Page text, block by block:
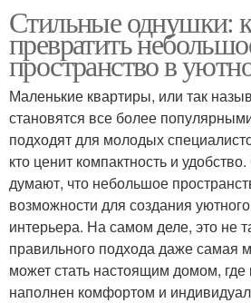
Стильные однушки:
превратить
пространство в
Маленькие квартиры, или так
становятся все более
подходят для молодых
кто ценит компактность и
думают, что небольшое
возможности для создания
интерьера. На самом деле, это не
правильного подхода даже самая
может стать настоящим домом, где
наполнен комфортом и